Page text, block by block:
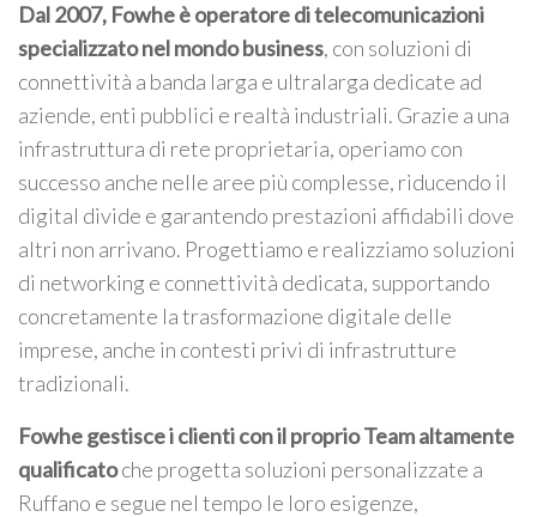
Dal 2007, Fowhe è operatore di telecomunicazioni
specializzato nel mondo business, con soluzioni di
connettività a banda larga e ultralarga dedicate ad
aziende, enti pubblici e realtà industriali. Grazie a una
infrastruttura di rete proprietaria, operiamo con
successo anche nelle aree più complesse, riducendo il
digital divide e garantendo prestazioni affidabili dove
altri non arrivano. Progettiamo e realizziamo soluzioni
di networking e connettività dedicata, supportando
concretamente la trasformazione digitale delle
imprese, anche in contesti privi di infrastrutture
tradizionali.
Fowhe gestisce i clienti con il proprio Team altamente
qualificatoche progetta soluzioni personalizzate a
Ruffano e segue nel tempo le loro esigenze,